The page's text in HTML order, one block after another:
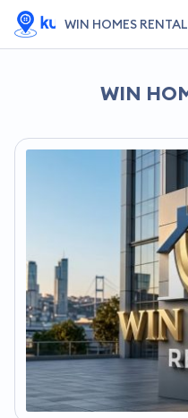
WIN HOMES RENTAL
WIN